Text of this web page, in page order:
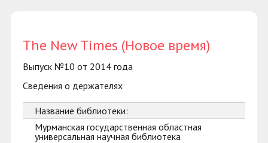
The New Times (Новое время)
Выпуск №10 от 2014 года
Сведения о держателях
Название библиотеки:
Мурманская государственная областная
универсальная научная библиотека